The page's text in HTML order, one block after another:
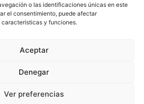
o las identificaciones únicas en este
el consentimiento, puede afectar
y funciones.
Aceptar
Denegar
Ver preferencias
All right reserved. JYJ PAGAN
Políticas de privacidad